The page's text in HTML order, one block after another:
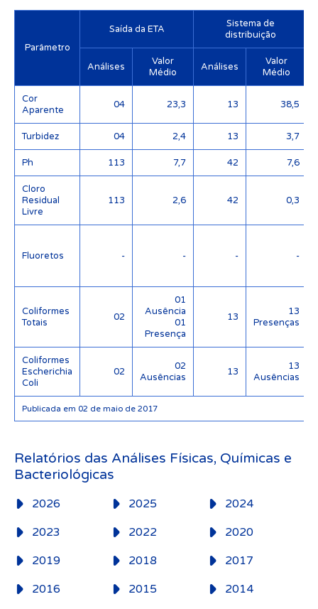
Parâmetro
Saída da ETA
Sistema de
distribuição
Análises
Valor
Médio
Análises
Valor
Médio
Publicada em 02 de maio de 2017
Cor
Aparente
04 23,3 13 38,5
Turbidez 04 2,4 13 3,7
Ph 113 7,7 42 7,6
Cloro
Residual
Livre
113 2,6 42 0,3
Fluoretos - - - -
Coliformes
Totais
02
01
Ausência
01
Presença
13
13
Presenças
Coliformes
Escherichia
Coli
02
02
Ausências
13
13
Ausências
Relatórios das Análises Físicas, Químicas e
Bacteriológicas
2026 2025
2024
2023
2022
2020
2019
2018
2017
2016
2015
2014